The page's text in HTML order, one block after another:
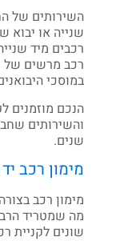
השירותים של
שנייה או
רכבים מיד
רכב מרשים של
במוסכי
הנכם מוזמנים
והשירותים
שנים.
מימון רכב
מימון רכב
מה שמטריד
שונים לקניית